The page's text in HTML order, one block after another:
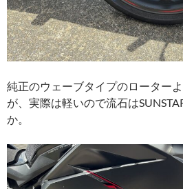
純正のウェーブタイプのローター
が、実際は軽いので流石は
か。